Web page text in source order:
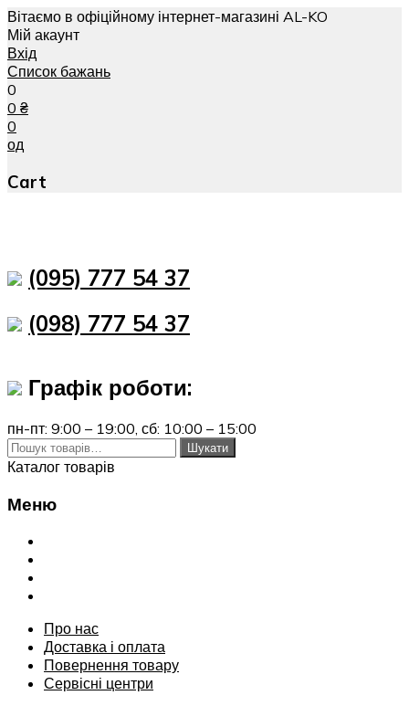
Вітаємо в офіційному інтернет-магазині AL-KO
Мій акаунт
Вхід
Список бажань
0
0 ₴
0
од
Cart
(095) 777 54 37
(098) 777 54 37
Графік роботи:
пн-пт: 9:00 – 19:00, сб: 10:00 – 15:00
Шукати:
Шукати
Каталог товарів
Меню
Переглянути
Про нас
Доставка і оплата
Повернення товару
Сервісні центри